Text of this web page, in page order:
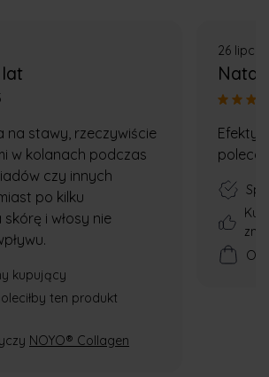
lat
na stawy, rzeczywiście
w kolanach podczas
czy innych
po kilku
i włosy nie
kupujący
ten produkt
NOYO® Collagen
26 lipca
Efekty